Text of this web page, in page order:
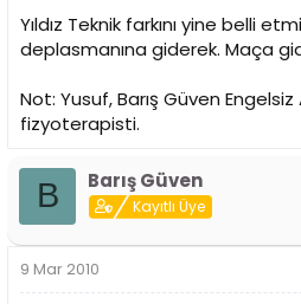
Yıldız Teknik farkını yine belli
deplasmanına giderek. Maça
Not: Yusuf, Barış Güven Engelsiz
fizyoterapisti.
B Barış Güven
Kayıtlı Üye
9 Mar 2010